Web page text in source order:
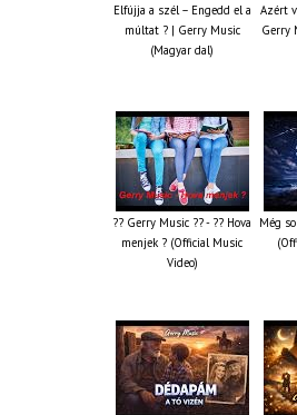
Elfújja a szél – Engedd el a
múltat ? | Gerry Music
(Magyar dal)
Azért
Gerry
?? Gerry Music ?? - ?? Hova
menjek ? (Official Music
Video)
Még